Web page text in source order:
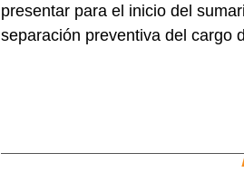
presentar para el inicio del
separación preventiva del cargo